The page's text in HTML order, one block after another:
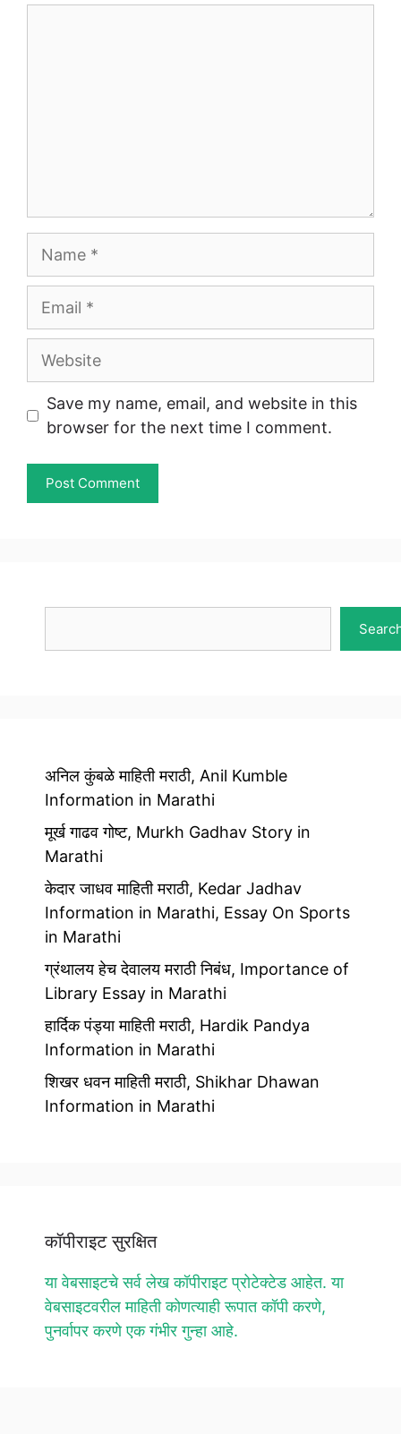
Website
Save my name, email, and website in this
browser for the next time I comment.
अनिल कुंबळे माहिती मराठी, Anil Kumble
Information in Marathi
मूर्ख गाढव गोष्ट, Murkh Gadhav Story in
Marathi
केदार जाधव माहिती मराठी, Kedar Jadhav
Information in Marathi, Essay On Sports
in Marathi
ग्रंथालय हेच देवालय मराठी निबंध, Importance of
Library Essay in Marathi
हार्दिक पंड्या माहिती मराठी, Hardik Pandya
Information in Marathi
शिखर धवन माहिती मराठी, Shikhar Dhawan
Information in Marathi
कॉपीराइट सुरक्षित
या वेबसाइटचे सर्व लेख कॉपीराइट प्रोटेक्टेड आहेत. या
वेबसाइटवरील माहिती कोणत्याही रूपात कॉपी करणे,
पुनर्वापर करणे एक गंभीर गुन्हा आहे.